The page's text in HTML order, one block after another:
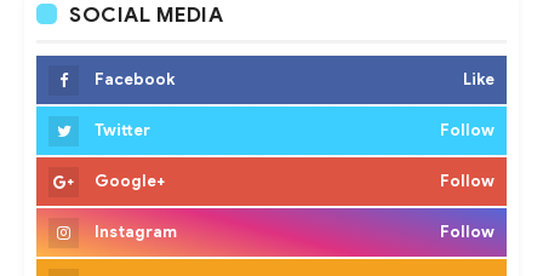
SOCIAL MEDIA
Facebook Like
Twitter Follow
Google+ Follow
Instagram Follow